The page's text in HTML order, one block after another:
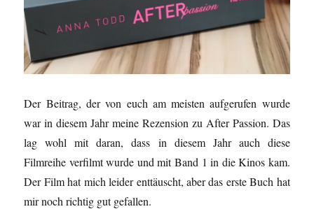
Der Beitrag, der von euch am meisten aufgerufen wurde
war in diesem Jahr meine Rezension zu After Passion. Das
lag wohl mit daran, dass in diesem Jahr auch diese
Filmreihe verfilmt wurde und mit Band 1 in die Kinos kam.
Der Film hat mich leider enttäuscht, aber das erste Buch hat
mir noch richtig gut gefallen.